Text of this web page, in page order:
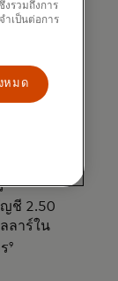
ชี 2.50
ลาร์ใน
9
งรวมถึงการ
ำเป็นต่อการ
หมด